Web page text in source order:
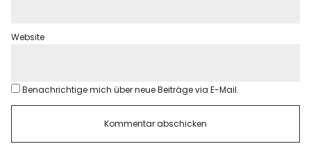
Website
Benachrichtige mich über neue Beiträge via E-Mail.